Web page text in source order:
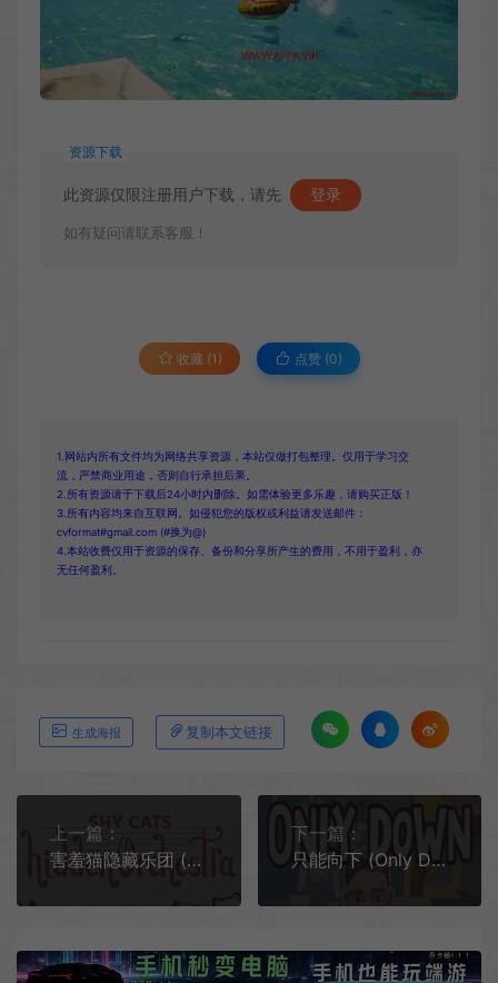
资源下载
此资源仅限注册用户下载，请先 登录
如有疑问请联系客服！
收藏 (1) 点赞 (0)
1.网站内所有文件均为网络共享资源，本站仅做打包整理。仅用于学习交
流，严禁商业用途，否则自行承担后果。
2.所有资源请于下载后24小时内删除。如需体验更多乐趣，请购买正版！
3.所有内容均来自互联网。如侵犯您的版权或利益请发送邮件：
cvformat#gmail.com (#换为@)
4.本站收费仅用于资源的保存、备份和分享所产生的费用，不用于盈利，亦
无任何盈利。
生成海报 复制本文链接
上一篇：
害羞猫隐藏乐团 (Shy Cats Hidden Orchestra) 简中|PC|搜索隐藏对象音乐游戏
下一篇：
只能向下 (Only Down) 繁中|PC|跳跃休闲游戏